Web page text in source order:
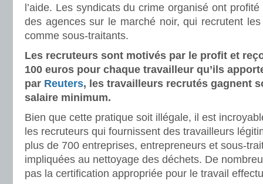
l’aide. Les syndicats du crime organisé ont
des agences sur le marché noir, qui recrutent
comme sous-traitants.
Les recruteurs sont motivés par le profit et
100 euros pour chaque travailleur qu’ils
par Reuters, les travailleurs recrutés gagnent
salaire minimum.
Bien que cette pratique soit illégale, il est
les recruteurs qui fournissent des travailleurs
plus de 700 entreprises, entrepreneurs et sous-
impliquées au nettoyage des déchets. De
pas la certification appropriée pour le travail